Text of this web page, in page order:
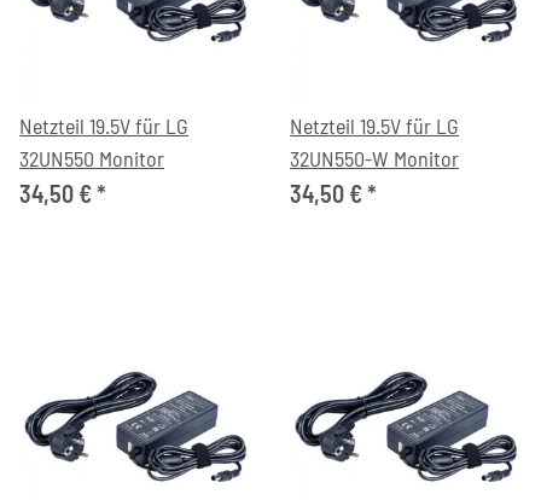
Netzteil 19.5V für LG
32UN550 Monitor
34,50 €*
Netzteil 19.5V für LG
32UN550-W Monitor
34,50 €*